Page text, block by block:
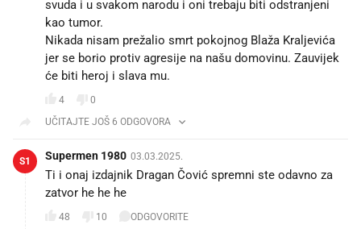
svuda i u svakom narodu i oni trebaju biti odstranjeni
kao tumor.
Nikada nisam prežalio smrt pokojnog Blaža Kraljevića
jer se borio protiv agresije na našu domovinu. Zauvijek
će biti heroj i slava mu.
4
0
UČITAJTE JOŠ 6 ODGOVORA
S1 Supermen 1980 03.03.2025.
Ti i onaj izdajnik Dragan Čović spremni ste odavno za
zatvor he he he
48 10 ODGOVORITE